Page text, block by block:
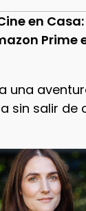
en Casa:
Prime
una
sin salir de